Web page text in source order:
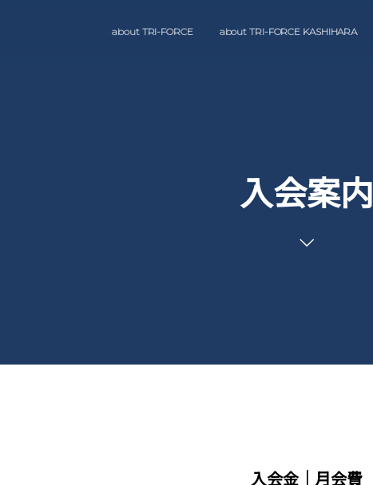
about TRI-FORCE about TRI-FORCE KASHIHARA
入会案内
入会金｜月会費